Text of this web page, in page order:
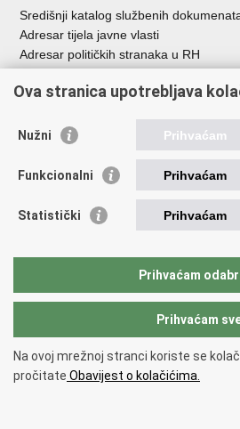
Središnji katalog službenih
Adresar tijela javne vlasti
Adresar političkih stranaka u RH
Besplatni telefoni javne uprave
Važne poveznice
Vlada Republike Hrvatske
Registar neprofitnih organizacija
Nacionalna zaklada za razvoj
Copyright © 2026 Ured za udruge.
pristupačnosti
Ova stranica upotrebljava
Nužni Prihvaćam
Funkcionalni Prihvaćam
Statistički Prihvaćam
Prihvaćam
Prihvaćam
Na ovoj mrežnoj stranci koriste se
pročitate Obavijest o kolačićima.